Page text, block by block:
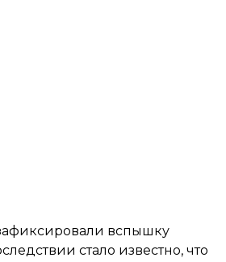
вспышку
стало известно, что